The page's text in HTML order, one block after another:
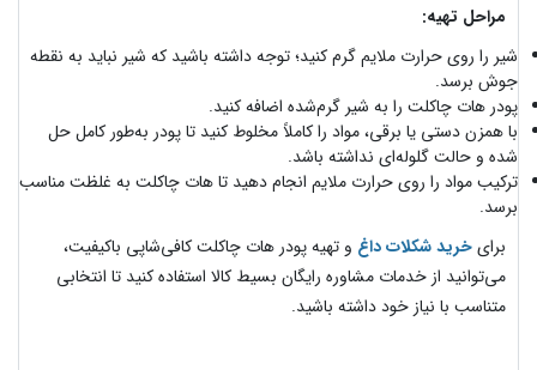
مراحل تهیه:
شیر را روی حرارت ملایم گرم کنید؛ توجه داشته باشید که شیر نباید به نقطه
جوش برسد.
پودر هات چاکلت را به شیر گرم‌شده اضافه کنید.
با همزن دستی یا برقی، مواد را کاملاً مخلوط کنید تا پودر به‌طور کامل حل
شده و حالت گلوله‌ای نداشته باشد.
ترکیب مواد را روی حرارت ملایم انجام دهید تا هات چاکلت به غلظت مناسب
برسد.
برایخرید شکلات داغ و تهیه پودر هات چاکلت کافی‌شاپی با‌کیفیت،
می‌توانید از خدمات مشاوره رایگان بسیط کالا استفاده کنید تا انتخابی
متناسب با نیاز خود داشته باشید.